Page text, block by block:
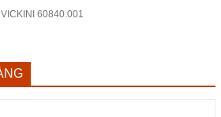
VICKINI 60840.001